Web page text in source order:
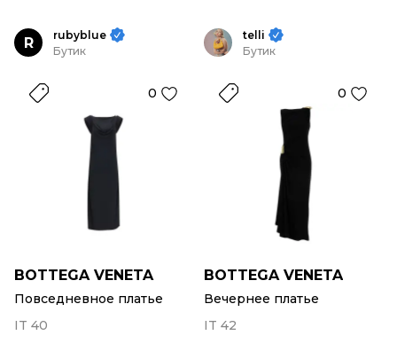
R
rubyblue
Бутик
0
BOTTEGA VENETA
Повседневное платье
IT 40
telli
Бутик
0
BOTTEGA VENETA
Вечернее платье
IT 42